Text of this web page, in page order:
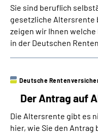
Sie sind beruflich
gesetzliche Altersrente
zeigen wir Ihnen
in der Deutschen
Der Antrag auf
Deutsche
Die Altersrente gibt es
hier, wie Sie den Antrag